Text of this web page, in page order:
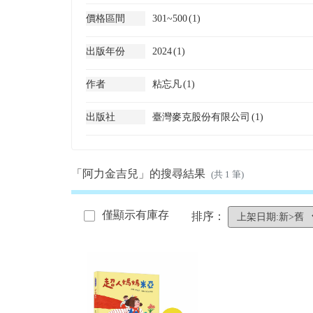
價格區間 301~500(1)
出版年份 2024(1)
作者 粘忘凡(1)
出版社 臺灣麥克股份有限公司 (1)
「阿力金吉兒」的搜尋結果 (共 1 筆)
僅顯示有庫存 排序：